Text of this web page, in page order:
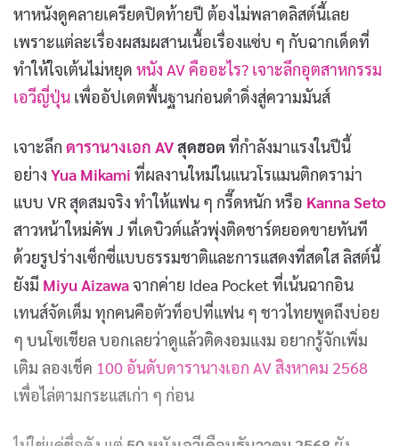
หาหนังดูคลายเครียดปิดท้ายปี ต้องไม่พลาดลิสต์นี้เลย
เพราะแต่ละเรื่องผสมผสานเนื้อเรื่องแซ่บ ๆ กับฉากเด็ดที่
ทำให้ใจเต้นไม่หยุด หนัง AV คืออะไร? เจาะลึกอุตสาหกรรม
เอวีญี่ปุ่น เพื่ออัปเดตพื้นฐานก่อนดำดิ่งสู่ความมันส์
เจาะลึก ดารานางเอก AVสุดฮอต ที่กำลังมาแรงในปีนี้
อย่าง Yua Mikami ที่ผลงานใหม่ในแนวโรแมนติกดราม่า
แบบ VR สุดสมจริง ทำให้แฟน ๆ กรี๊ดหนัก หรือ Kanna Seto
สาวหน้าใหม่คัพ J ที่เดบิวต์แล้วพุ่งติดชาร์ตยอดขายทันที
ด้วยรูปร่างเซ็กซี่แบบธรรมชาติและการแสดงที่สดใส ลิสต์นี้
ยังมี Miyu Aizawaจากค่าย Idea Pocket ที่เน้นฉากอิน
เทนส์จัดเต็ม ทุกคนคือตัวท็อปที่แฟน ๆ ชาวไทยพูดถึงบ่อย
ๆ บนโซเชียล บอกเลยว่าดูแล้วติดงอมแงม อยากรู้จักเพิ่ม
เติม ลองเช็ค 100 อันดับดารานางเอก AV สิงหาคม 2568
เพื่อไล่ตามกระแสเก่า ๆ ก่อน